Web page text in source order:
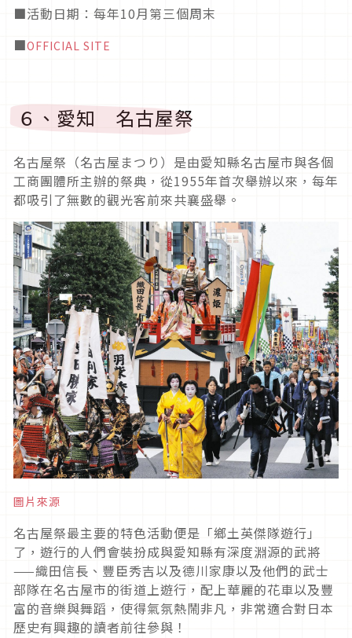
■活動日期 ：每年10月第三個周末
■OFFICIAL SITE
６、愛知 名古屋祭
名古屋祭（名古屋まつり） 是由愛知縣名古屋市與各個
工商團體所主辦的祭典，從1955年首次舉辦以來，每年
都吸引了無數的觀光客前來共襄盛舉。
圖片來源
名古屋祭最主要的特色活動便是「鄉土英傑隊遊行」
了，遊行的人們會裝扮成與愛知縣有深度淵源的武將
——織田信長、豐臣秀吉以及德川家康以及他們的武士
部隊在名古屋市的街道上遊行，配上華麗的花車以及豐
富的音樂與舞蹈，使得氣氛熱鬧非凡，非常適合對日本
歷史有興趣的讀者前往參與！